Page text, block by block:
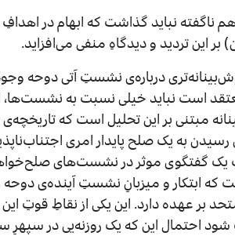
ناگفته نباید گذاشت که ابهام در
بر این تردید و دیدگاهِ منفی می‌افزاید.
درباره‌ی نشستِ آتی دوحه وجود
است نباید خیلی نسبت به
مبتنی بر این تحلیل است که
رسیدن به یک صلح پایدار امری
یک گفتگوی موثر در نشست‌های
که ابتکار و میزبانِ نشستِ آینده‌ی
بر عهده دارد. این یکی از نقاطِ قوتِ
احتمال این که یک روزنه‌یی در سپهرِ